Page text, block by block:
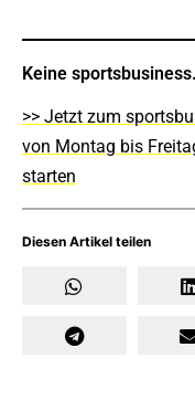
Diesen Artikel teilen
Keine
>> Jetzt zum
von Montag bis
starten